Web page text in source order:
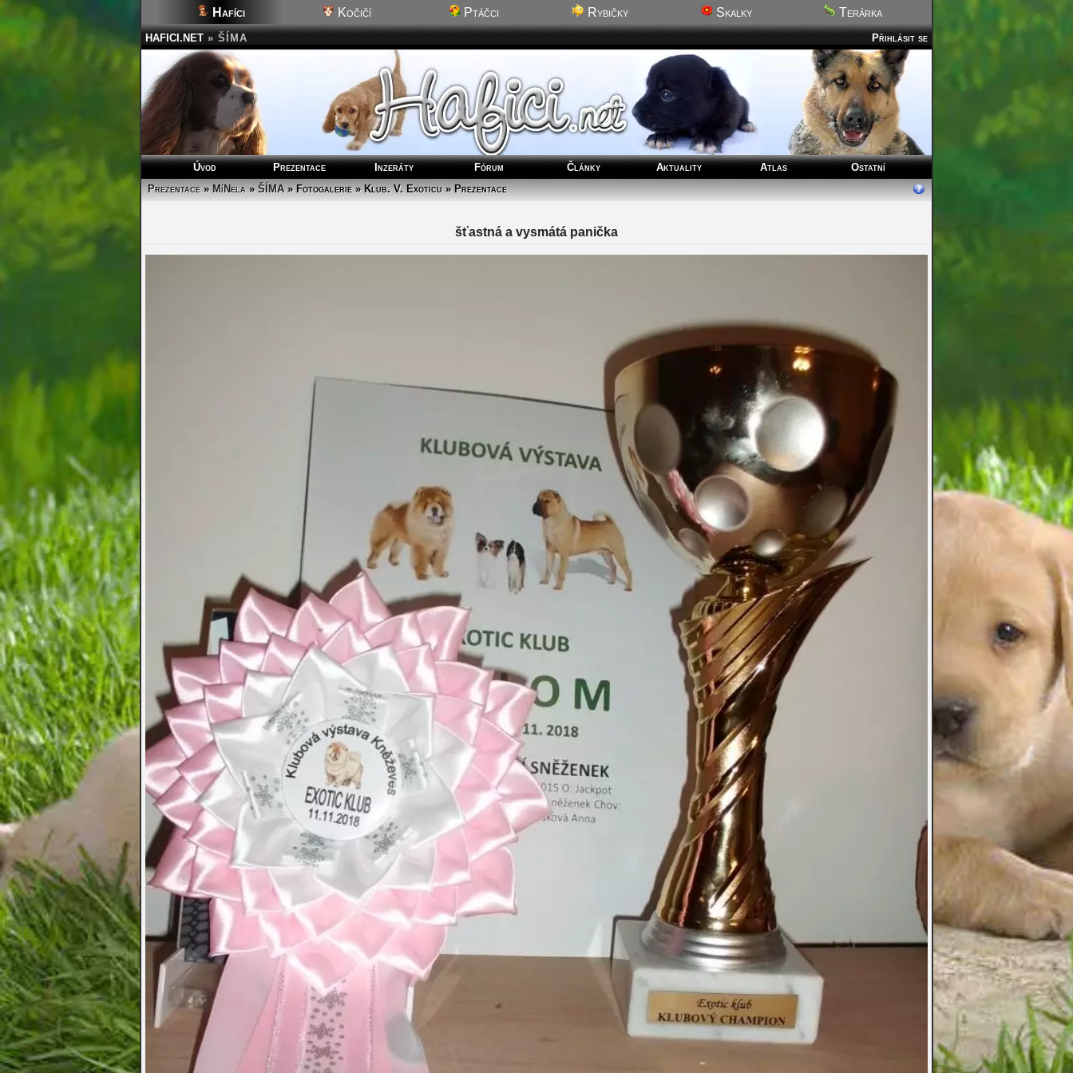
Hafíci Kočičí Ptáčci Rybičky Skalky Terárka
Přihlásit se
HAFICI.NET » ŠÍMA
Úvod Prezentace Inzeráty Fórum Články Aktuality Atlas
Ostatní
Prezentace»MíNela»ŠÍMA»Fotogalerie » Klub. V. Exoticu » Prezentace
šťastná a vysmátá panička
Zpět na popis prezentace
Chcete mít reklamu nebo PR článek na tomto webu? Boudy pro psy
HAFICI.NET•RSS•Reklama Vzhled